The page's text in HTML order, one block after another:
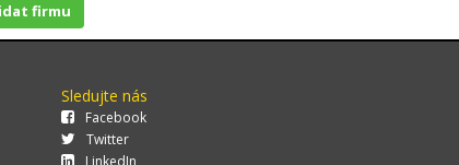
firmu
Sledujte nás
Facebook
Twitter
LinkedIn